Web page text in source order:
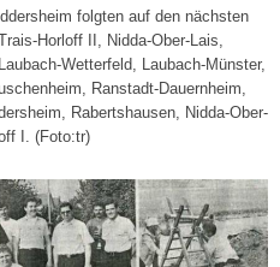
folgten auf den nächsten
Horloff II, Nidda-Ober-Lais,
Wetterfeld, Laubach-Münster,
Ranstadt-Dauernheim,
Rabertshausen, Nidda-Ober-
I. (Foto:tr)